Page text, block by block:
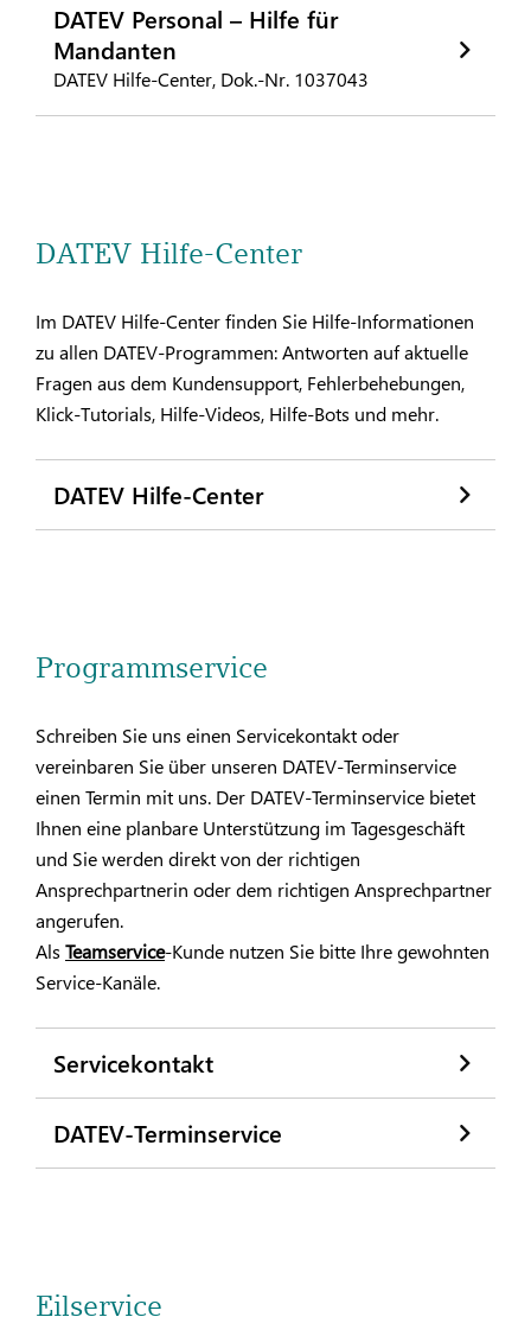
DATEV Personal – Hilfe für
Mandanten
DATEV Hilfe-Center, Dok.-Nr. 1037043
DATEV Hilfe-Center
Im DATEV Hilfe-Center finden Sie Hilfe-Informationen
zu allen DATEV-Programmen: Antworten auf aktuelle
Fragen aus dem Kundensupport, Fehlerbehebungen,
Klick-Tutorials, Hilfe-Videos, Hilfe-Bots und mehr.
DATEV Hilfe-Center
Programmservice
Schreiben Sie uns einen Servicekontakt oder
vereinbaren Sie über unseren DATEV-Terminservice
einen Termin mit uns. Der DATEV-Terminservice bietet
Ihnen eine planbare Unterstützung im Tagesgeschäft
und Sie werden direkt von der richtigen
Ansprechpartnerin oder dem richtigen Ansprechpartner
angerufen.
Als Teamservice-Kunde nutzen Sie bitte Ihre gewohnten
Service-Kanäle.
Servicekontakt
DATEV-Terminservice
Eilservice